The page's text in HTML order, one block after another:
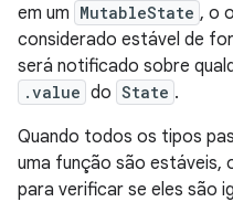
em um MutableState , o
considerado estável de
será notificado sobre
.value do State .
Quando todos os tipos
uma função são estáveis,
para verificar se eles são